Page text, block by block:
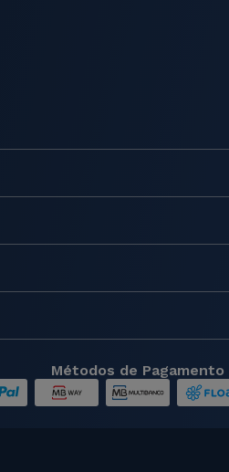
Métodos de Pagamento